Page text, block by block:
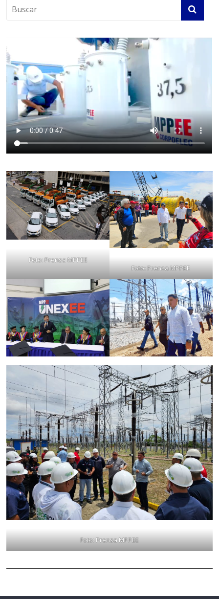
Foto: Prensa MPPEE
Foto: Prensa MPPEE
Foto: Prensa MPPEE